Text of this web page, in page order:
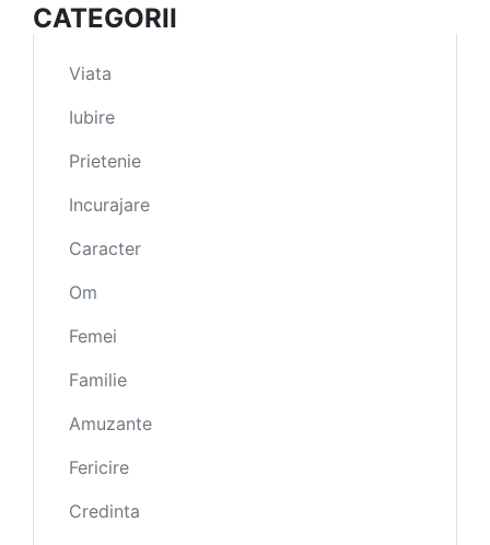
CATEGORII
Viata
Iubire
Prietenie
Incurajare
Caracter
Om
Femei
Familie
Amuzante
Fericire
Credinta